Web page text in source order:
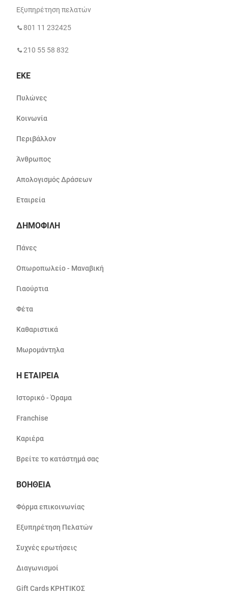
Εξυπηρέτηση πελατών
801 11 232425
210 55 58 832
ΕΚΕ
Πυλώνες
Κοινωνία
Περιβάλλον
Άνθρωπος
Απολογισμός Δράσεων
Εταιρεία
ΔΗΜΟΦΙΛΗ
Πάνες
Οπωροπωλείο - Μαναβική
Γιαούρτια
Φέτα
Καθαριστικά
Μωρομάντηλα
Η ΕΤΑΙΡΕΙΑ
Ιστορικό - Όραμα
Franchise
Καριέρα
Βρείτε το κατάστημά σας
ΒΟΗΘΕΙΑ
Φόρμα επικοινωνίας
Εξυπηρέτηση Πελατών
Συχνές ερωτήσεις
Διαγωνισμοί
Gift Cards ΚΡΗΤΙΚΟΣ